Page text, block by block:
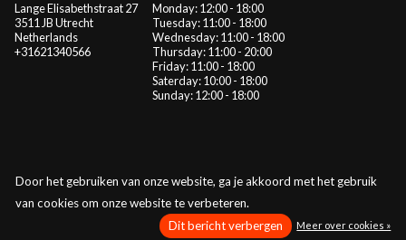
Lange Elisabethstraat 27
3511 JB Utrecht
Netherlands
+31621340566
Monday: 12:00 - 18:00
Tuesday: 11:00 - 18:00
Wednesday: 11:00 - 18:00
Thursday: 11:00 - 20:00
Friday: 11:00 - 18:00
Saterday: 10:00 - 18:00
Sunday: 12:00 - 18:00
© Copyright 2026 Frontstreet
Door het gebruiken van onze website, ga je akkoord met het gebruik
van cookies om onze website te verbeteren.
Dit bericht verbergen
Meer over cookies »